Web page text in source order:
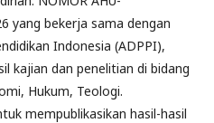
yang bekerja sama dengan
Indonesia (ADPPI),
kajian dan penelitian di bidang
Hukum, Teologi.
mempublikasikan hasil-hasil